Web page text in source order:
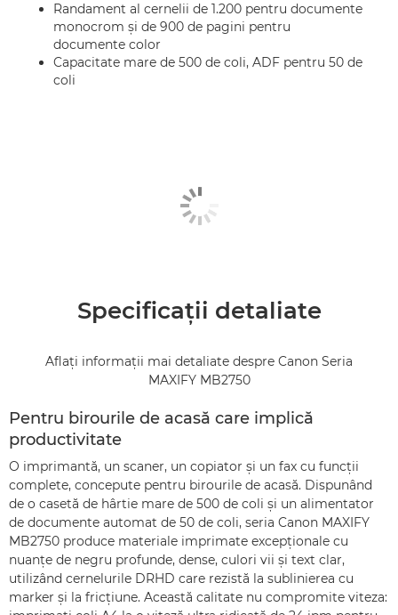
Randament al cernelii de 1.200 pentru documente
monocrom şi de 900 de pagini pentru
documente color
Capacitate mare de 500 de coli, ADF pentru 50 de
coli
Specificaţii detaliate
Aflaţi informaţii mai detaliate despre Canon Seria
MAXIFY MB2750
Pentru birourile de acasă care implică
productivitate
O imprimantă, un scaner, un copiator şi un fax cu funcţii
complete, concepute pentru birourile de acasă. Dispunând
de o casetă de hârtie mare de 500 de coli şi un alimentator
de documente automat de 50 de coli, seria Canon MAXIFY
MB2750 produce materiale imprimate excepţionale cu
nuanţe de negru profunde, dense, culori vii şi text clar,
utilizând cernelurile DRHD care rezistă la sublinierea cu
marker şi la fricţiune. Această calitate nu compromite viteza: